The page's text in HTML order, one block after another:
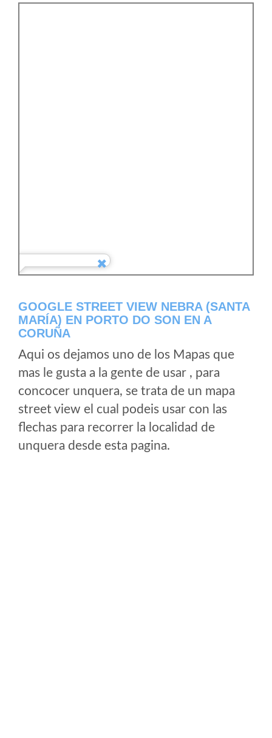
GOOGLE STREET VIEW NEBRA (SANTA
MARÍA) EN PORTO DO SON EN A
CORUÑA
Aqui os dejamos uno de los Mapas que
mas le gusta a la gente de usar , para
concocer unquera, se trata de un mapa
street view el cual podeis usar con las
flechas para recorrer la localidad de
unquera desde esta pagina.